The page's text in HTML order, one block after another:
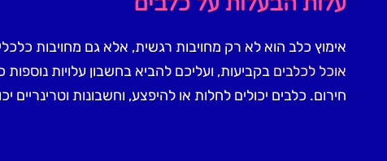
אימוץ כלב הוא לא רק מחויבות רגשית, אלא גם מחויבות
אוכל לכלבים בקביעות, ועליכם להביא בחשבון עלויות נוספות
חירום. כלבים יכולים לחלות או להיפצע, וחשבונות וטרינריים